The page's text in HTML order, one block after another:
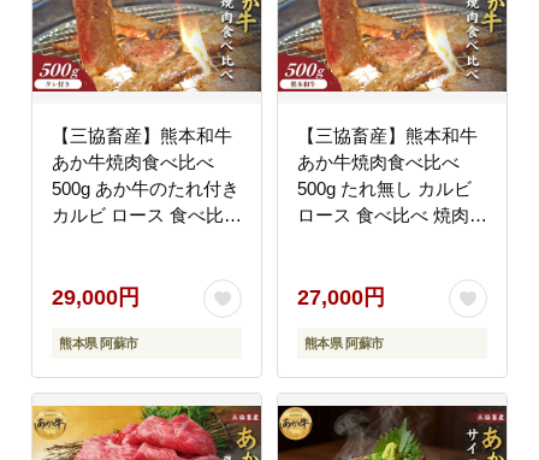
【三協畜産】熊本和牛
あか牛焼肉食べ比べ
500g あか牛のたれ付き
カルビ ロース 食べ比べ
フト 贈り物 贈答用 豪
華 おかず 手軽 ご褒美
お祝い 人気 晩ご飯 熊
本県 阿蘇市
29,000円
熊本県 阿蘇市
【三協畜産】熊本和牛
あか牛焼肉食べ比べ
500g たれ無し カルビ
ロース 食べ比べ 焼肉
贈り物 贈答用 豪華 お
かず 手軽 ご褒美 お祝
い 人気 晩ご飯 熊本県
阿蘇市
27,000円
熊本県 阿蘇市